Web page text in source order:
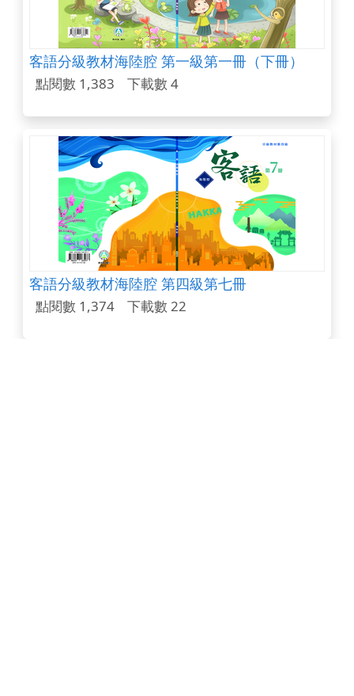
客語分級教材海陸腔 第一級第一冊（下冊）
點閱數 1,383 下載數 4
客語分級教材海陸腔 第四級第七冊
點閱數 1,374 下載數 22